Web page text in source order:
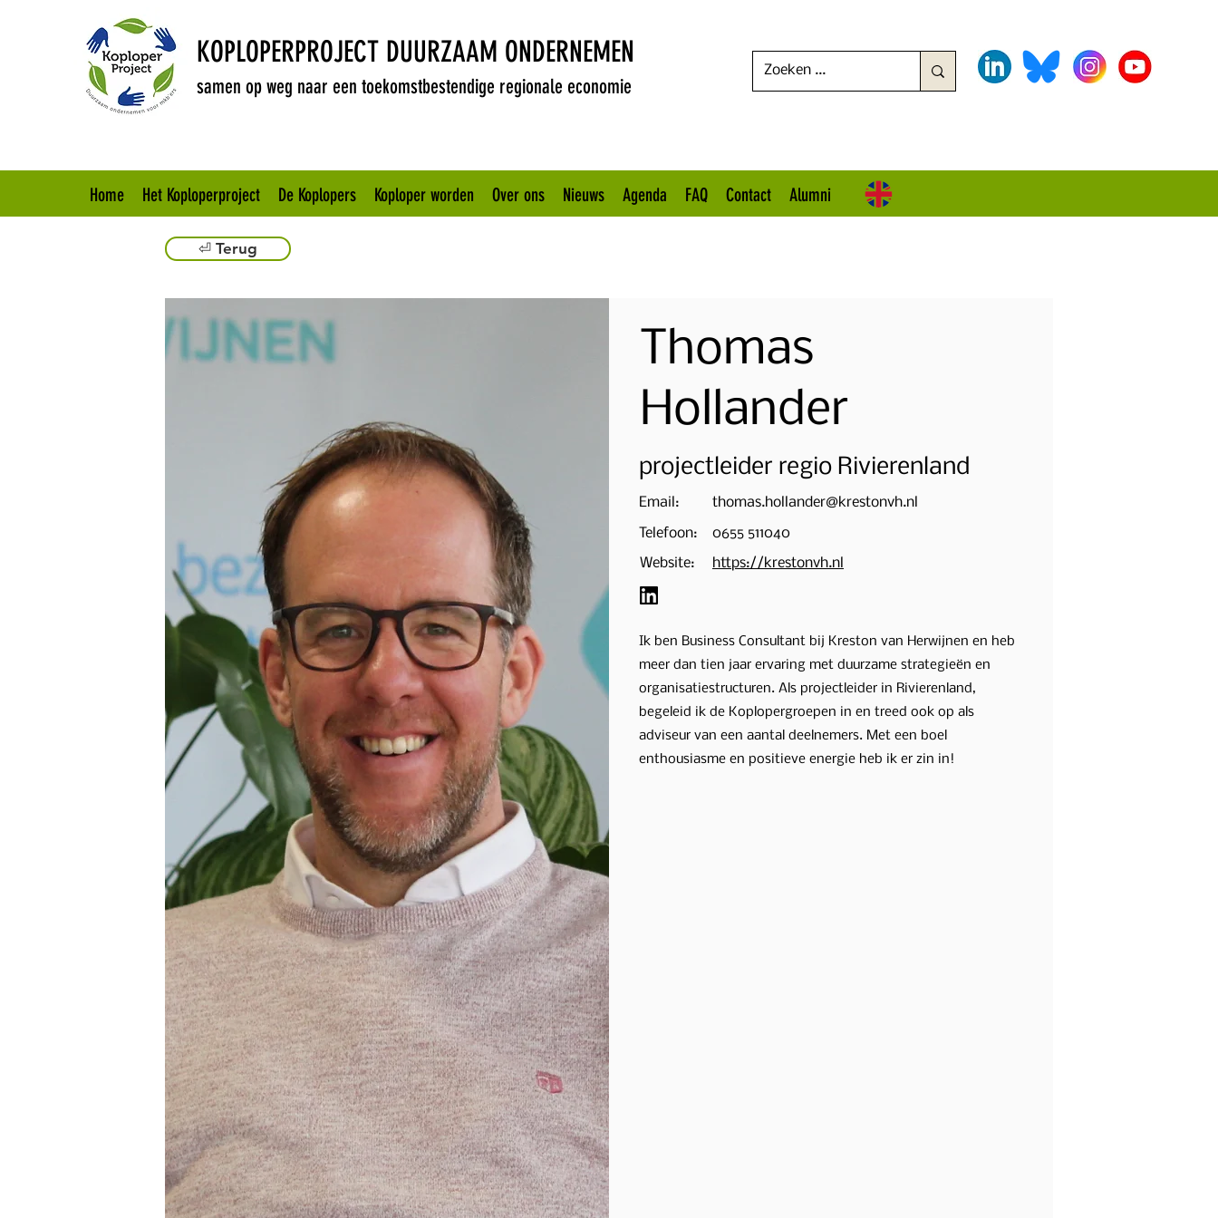
KOPLOPERPROJECT DUURZAAM ONDERNEMEN
samen op weg naar een toekomstbestendige regionale economie
Home Het Koploperproject De Koplopers Koploper worden Over ons Nieuws Agenda FAQ Contact Alumni
⏎ Terug
Thomas
Hollander
projectleider regio Rivierenland
Email:
Telefoon:
Website:
thomas.hollander@krestonvh.nl
0655 511040
https://krestonvh.nl
Ik ben Business Consultant bij Kreston van Herwijnen en heb
meer dan tien jaar ervaring met duurzame strategieën en
organisatiestructuren. Als projectleider in Rivierenland,
begeleid ik de Koplopergroepen in en treed ook op als
adviseur van een aantal deelnemers. Met een boel
enthousiasme en positieve energie heb ik er zin in!